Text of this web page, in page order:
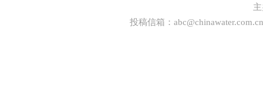
投稿信箱： abc@chinawater.com.cn